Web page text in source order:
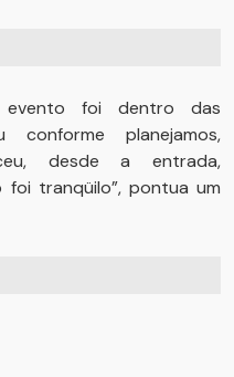
evento foi dentro das
conforme planejamos,
desde a entrada,
tranqüilo”, pontua um